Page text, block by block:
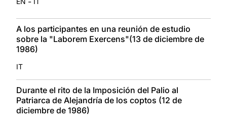
A los participantes en una reunión de estudio
sobre la "Laborem Exercens"(13 de diciembre de
1986)
IT
Durante el rito de la Imposición del Palio al
Patriarca de Alejandría de los coptos (12 de
diciembre de 1986)